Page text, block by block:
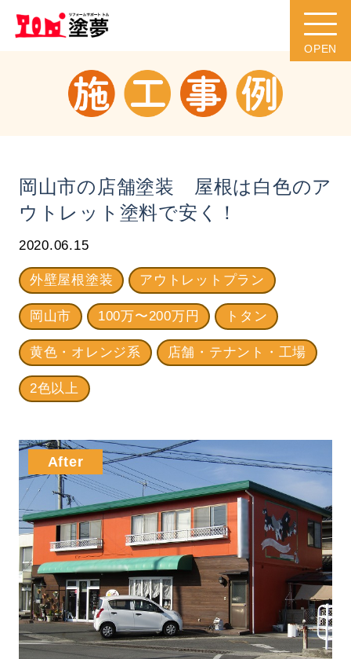
岡山市の店舗塗装 屋根は白色のア
ウトレット塗料で安く！
2020.06.15
外壁屋根塗装 アウトレットプラン
岡山市 100万〜200万円 トタン
黄色・オレンジ系 店舗・テナント・工場
2色以上